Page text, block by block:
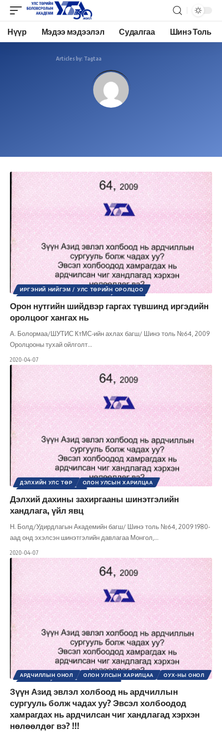
Нүүр Мэдээ мэдээлэл Судалгаа Шинэ Толь
Articles by: Tagtaa
ИРГЭНИЙ НИЙГЭМ / УЛС ТӨРИЙН ОРОЛЦОО
ШИНЭ ТОЛЬ СЭТГҮҮЛ
Орон нутгийн шийдвэр гаргах түвшинд иргэдийн
оролцоог хангах нь
А. Болормаа/ШУТИС КтМС-ийн ахлах багш/ Шинэ толь №64, 2009
Оролцооны тухай ойлголт…
2020-04-07
ДЭЛХИЙН УЛС ТӨР
ОЛОН УЛСЫН ХАРИЛЦАА
Дэлхий дахины захиргааны шинэтгэлийн
хандлага, үйл явц
Н. Болд/Удирдлагын Академийн багш/ Шинэ толь №64, 2009 1980-
аад онд эхэлсэн шинэтгэлийн давлагаа Монгол, …
2020-04-07
АРДЧИЛЛЫН ОНОЛ ОЛОН УЛСЫН ХАРИЛЦАА
ОУХ-НЫ ОНОЛ
Зүүн Азид эвлэл холбоод нь ардчиллын
сургууль болж чадах уу? Эвсэл холбоодод
хамрагдах нь ардчилсан чиг хандлагад хэрхэн
нөлөөлдөг вэ? !!!